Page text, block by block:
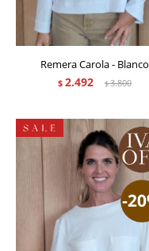
Remera Carola - Blanco
$ 2.492 $3.800